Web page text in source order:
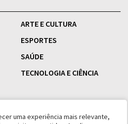
ARTE E CULTURA
ESPORTES
SAÚDE
TECNOLOGIA E CIÊNCIA
uma experiência mais relevante,